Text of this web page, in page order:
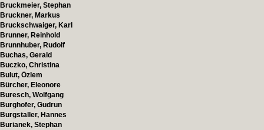
Bruckmeier, Stephan
Bruckner, Markus
Bruckschwaiger, Karl
Brunner, Reinhold
Brunnhuber, Rudolf
Buchas, Gerald
Buczko, Christina
Bulut, Özlem
Bürcher, Eleonore
Buresch, Wolfgang
Burghofer, Gudrun
Burgstaller, Hannes
Burianek, Stephan